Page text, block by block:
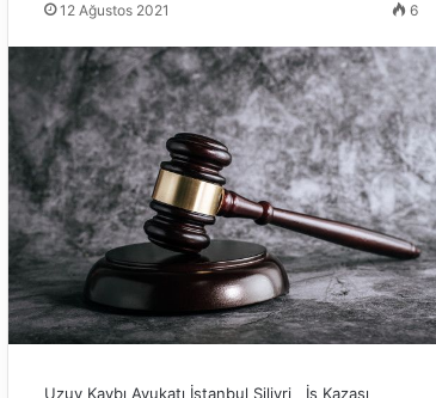
12 Ağustos 2021 6
Uzuv Kaybı Avukatı İstanbul Silivri İş Kazası